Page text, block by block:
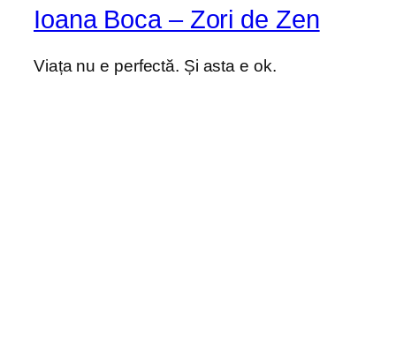
Ioana Boca – Zori de Zen
Viața nu e perfectă. Și asta e ok.